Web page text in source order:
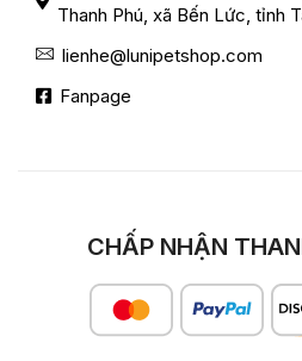
Thanh Phú, xã Bến Lức, tỉnh
lienhe@lunipetshop.com
Fanpage
CHẤP NHẬN